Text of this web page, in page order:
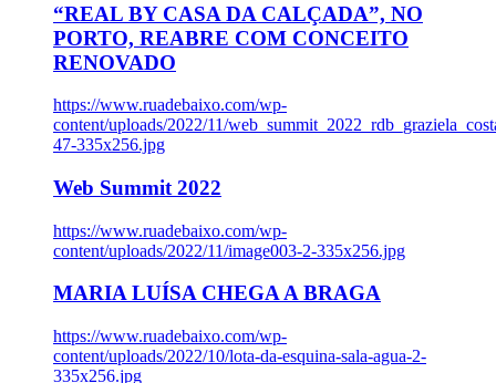
“REAL BY CASA DA CALÇADA”, NO
PORTO, REABRE COM CONCEITO
RENOVADO
https://www.ruadebaixo.com/wp-
content/uploads/2022/11/
47-335x256.jpg
Web Summit 2022
https://www.ruadebaixo.com/wp-
content/uploads/2022/11/image003-2-335x256.jpg
MARIA LUÍSA CHEGA A BRAGA
https://www.ruadebaixo.com/wp-
content/uploads/2022/10/lota-da-esquina-sala-agua-2-
335x256.jpg